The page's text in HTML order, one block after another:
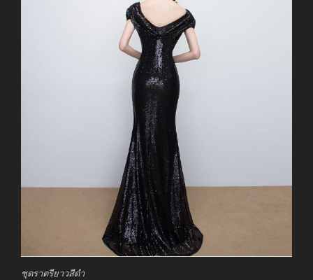
ชุดราตรียาวสีดำ